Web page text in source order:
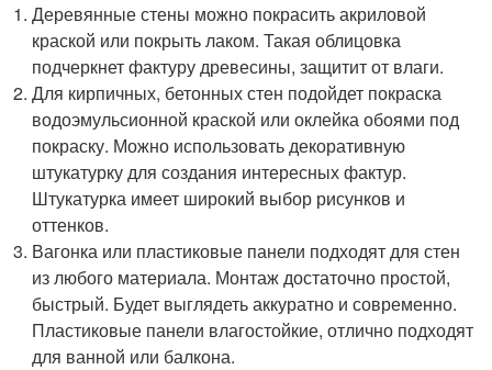
Деревянные стены можно покрасить акриловой
краской или покрыть лаком. Такая облицовка
подчеркнет фактуру древесины, защитит от влаги.
Для кирпичных, бетонных стен подойдет покраска
водоэмульсионной краской или оклейка обоями под
покраску. Можно использовать декоративную
штукатурку для создания интересных фактур.
Штукатурка имеет широкий выбор рисунков и
оттенков.
Вагонка или пластиковые панели подходят для стен
из любого материала. Монтаж достаточно простой,
быстрый. Будет выглядеть аккуратно и современно.
Пластиковые панели влагостойкие, отлично подходят
для ванной или балкона.